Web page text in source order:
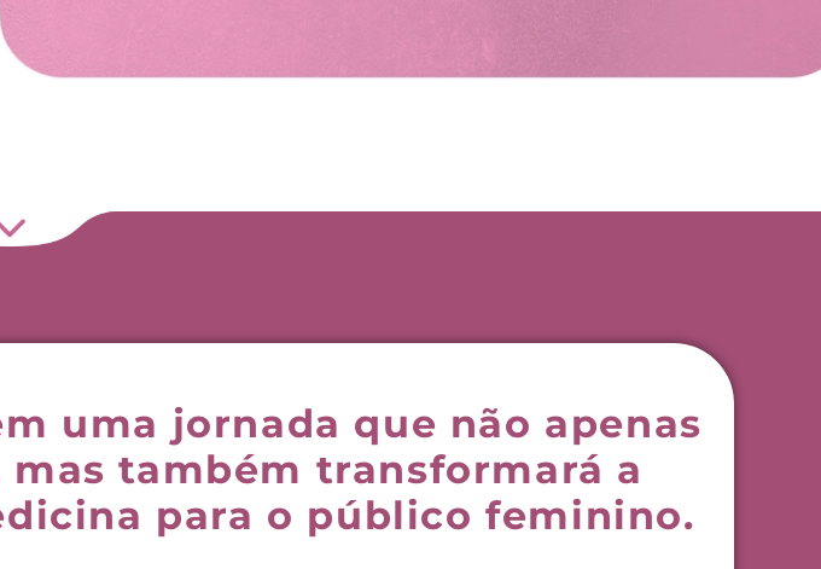
uma jornada que não apenas
também transformará a
para o público feminino.